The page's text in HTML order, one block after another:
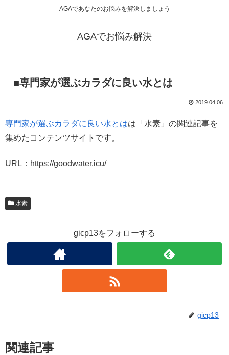
AGAであなたのお悩みを解決しましょう
AGAでお悩み解決
■専門家が選ぶカラダに良い水とは
2019.04.06
専門家が選ぶカラダに良い水とはは「水素」の関連記事を
集めたコンテンツサイトです。
URL：https://goodwater.icu/
水素
gicp13をフォローする
gicp13
関連記事